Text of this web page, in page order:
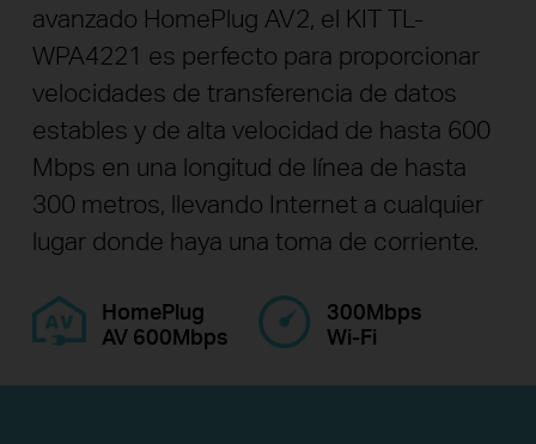
avanzado HomePlug AV2, el KIT TL-
WPA4221 es perfecto para proporcionar
velocidades de transferencia de datos
estables y de alta velocidad de hasta 600
Mbps en una longitud de línea de hasta
300 metros, llevando Internet a cualquier
lugar donde haya una toma de corriente.
HomePlug
AV 600Mbps
300Mbps
Wi-Fi